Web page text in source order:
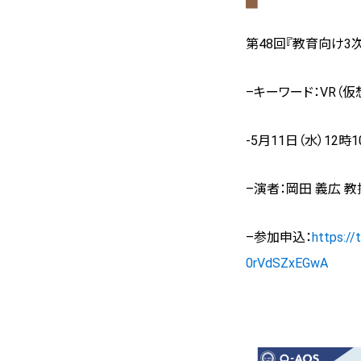
第48回『教育向け3
–キーワード：VR（
-5月11日（水）12
–演者：岡田 義広 教
–参加申込：https://
0rVdSZxEGwA